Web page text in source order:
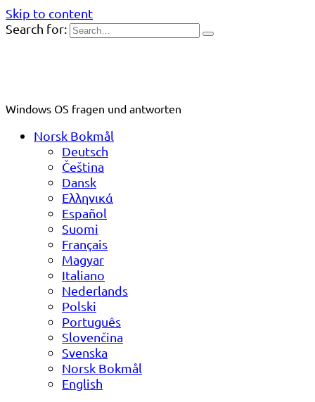
Skip to content
Search for:
Windows OS fragen und antworten
Norsk Bokmål
Deutsch
Čeština
Dansk
Ελληνικά
Español
Suomi
Français
Magyar
Italiano
Nederlands
Polski
Português
Slovenčina
Svenska
Norsk Bokmål
English